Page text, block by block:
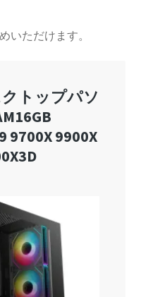
いただけます。